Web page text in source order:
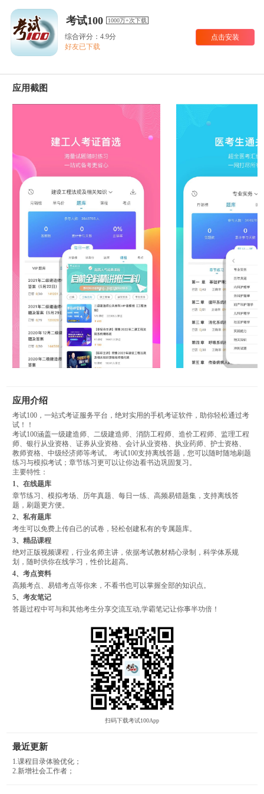
考试100 1000万+次下载
综合评分：4.9分
好友已下载
点击安装
应用截图
应用介绍
考试100，一站式考证服务平台，绝对实用的手机考证软件，助你轻松通过考
试！！
考试100涵盖一级建造师、二级建造师、消防工程师、造价工程师、监理工程
师、银行从业资格、证券从业资格、会计从业资格、执业药师、护士资格、
教师资格、中级经济师等考试。 考试100支持离线答题，您可以随时随地刷题
练习与模拟考试；章节练习更可以让你边看书边巩固复习。
主要特性：
1、在线题库
章节练习、模拟考场、历年真题、每日一练、高频易错题集，支持离线答
题，刷题更方便。
2、私有题库
考生可以免费上传自己的试卷，轻松创建私有的专属题库。
3、精品课程
绝对正版视频课程，行业名师主讲，依据考试教材精心录制，科学体系规
划，随时供你在线学习，性价比超高。
4、考点资料
高频考点、易错考点等你来，不看书也可以掌握全部的知识点。
5、考友笔记
答题过程中可与和其他考生分享交流互动,学霸笔记让你事半功倍！
扫码下载考试100App
最近更新
1.课程目录体验优化；
2.新增社会工作者；